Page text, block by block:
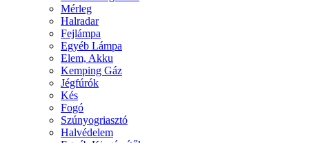
Mérleg
Halradar
Fejlámpa
Egyéb Lámpa
Elem, Akku
Kemping Gáz
Jégfúrók
Kés
Fogó
Szúnyogriasztó
Halvédelem